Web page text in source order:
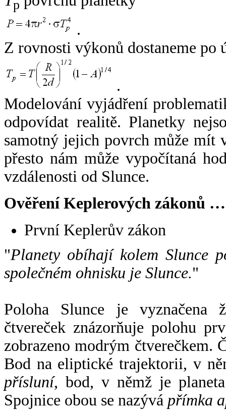
p
.
Z rovnosti výkonů dostaneme po
.
Modelování vyjádření
odpovídat realitě. Planetky
samotný jejich povrch může mít
přesto nám může vypočítaná
vzdálenosti od Slunce.
Ověření Keplerových zákonů …
První Keplerův zákon
"Planety obíhají kolem Slunce
společném ohnisku je Slunce."
Poloha Slunce je vyznačena
čtvereček znázorňuje polohu
zobrazeno modrým čtverečkem.
Bod na eliptické trajektorii, v
přísluní, bod, v němž je
Spojnice obou se nazývá přímka